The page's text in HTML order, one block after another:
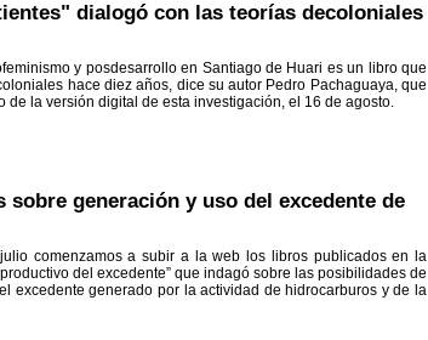
dialogó con las teorías decoloniales
y posdesarrollo en Santiago de Huari es un libro que
hace diez años, dice su autor Pedro Pachaguaya, que
de la versión digital de esta investigación, el 16 de agosto.
generación y uso del excedente de
comenzamos a subir a la web los libros publicados en la
del excedente” que indagó sobre las posibilidades de
excedente generado por la actividad de hidrocarburos y de la